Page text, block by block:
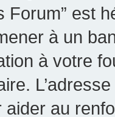
Forum” est
à un
à votre
aider au